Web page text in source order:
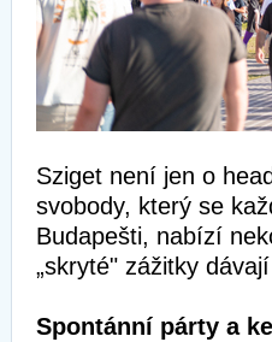
Sziget není jen o
svobody, který se
Budapešti, nabízí
„skryté" zážitky
Spontánní párty a